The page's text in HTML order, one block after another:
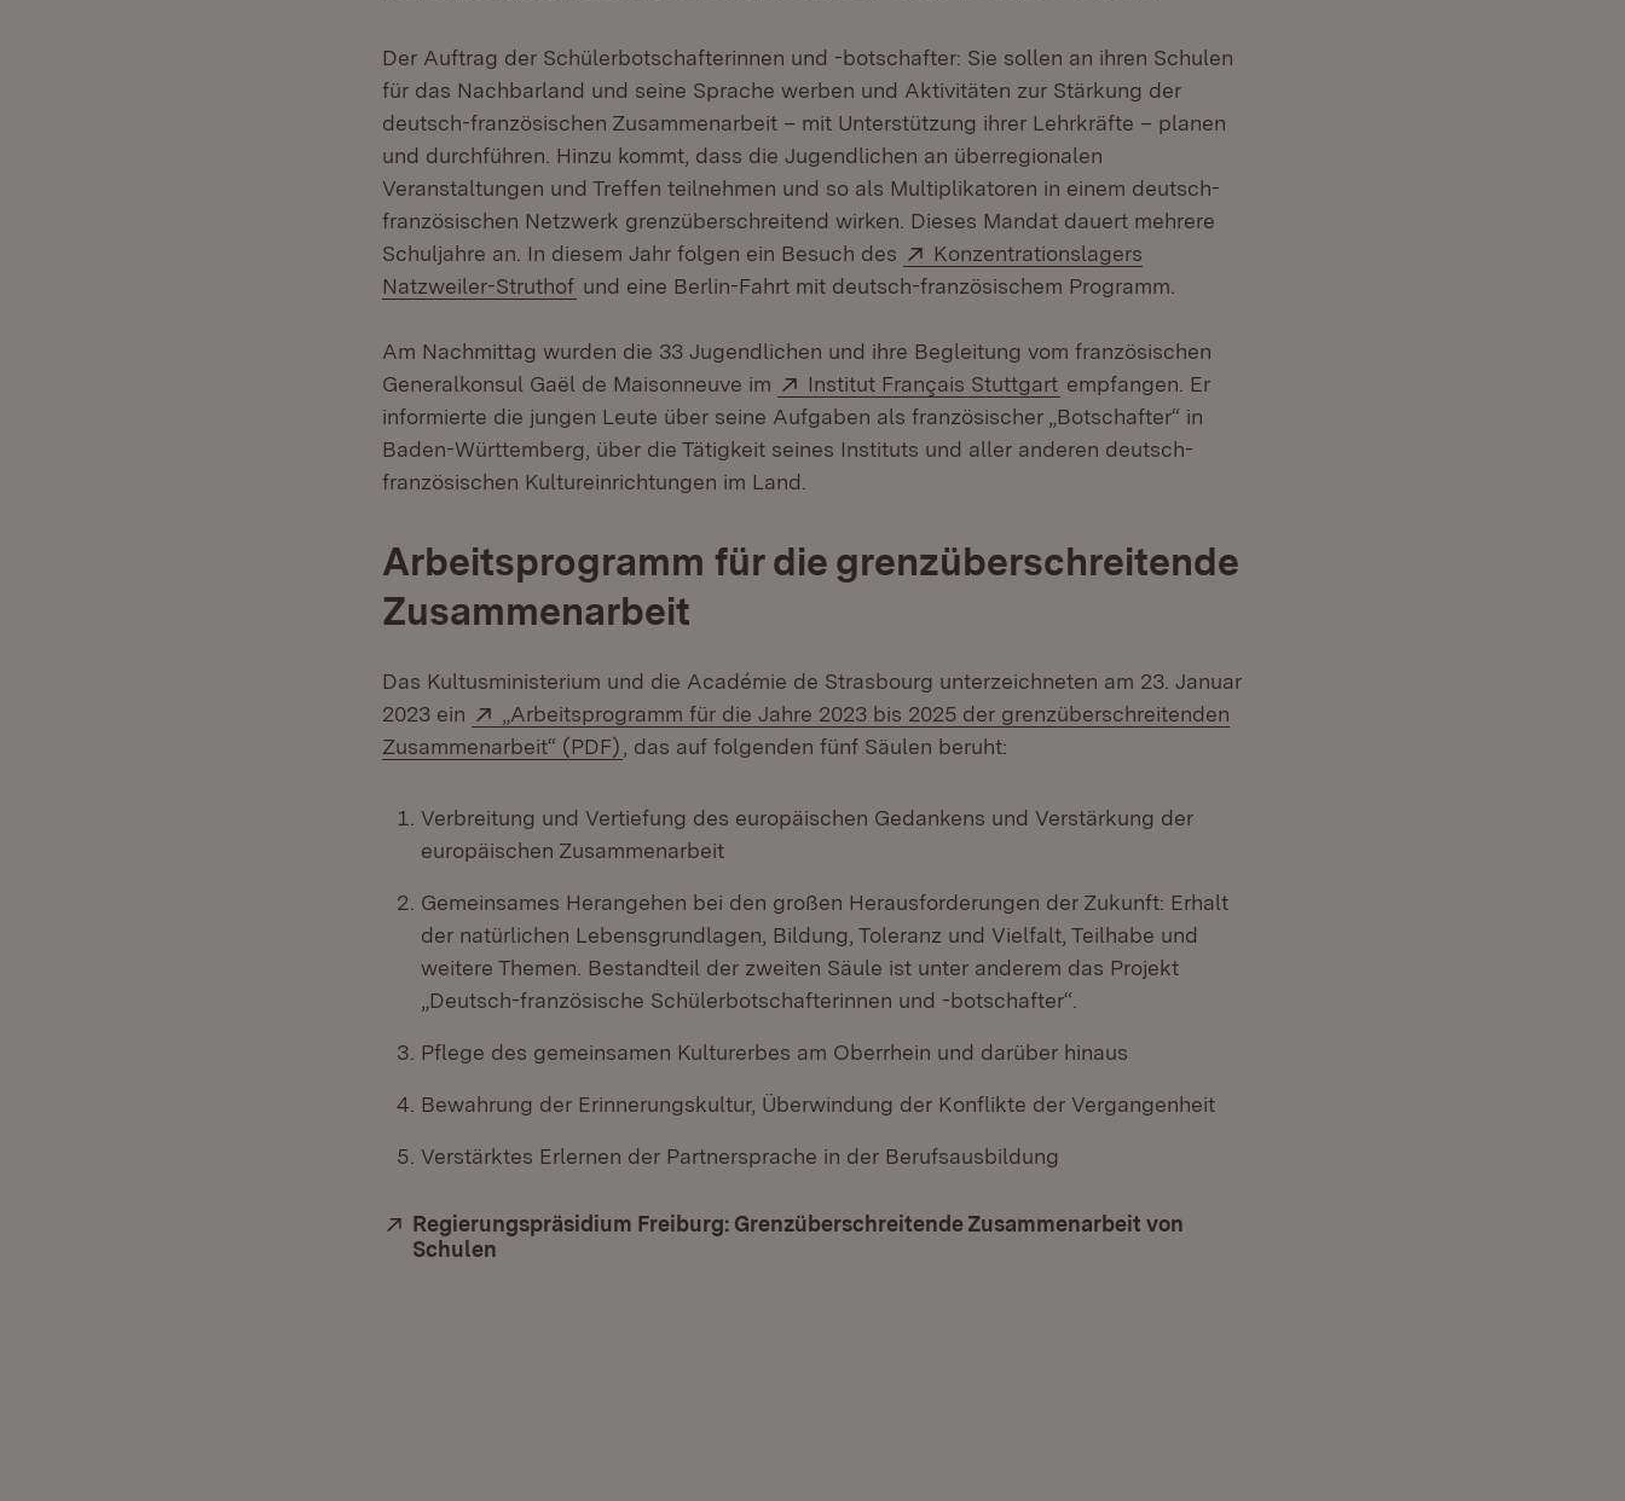
Der Auftrag der Schülerbotschafterinnen und -botschafter: Sie sollen an ihren Schulen
für das Nachbarland und seine Sprache werben und Aktivitäten zur Stärkung der
deutsch-französischen Zusammenarbeit – mit Unterstützung ihrer Lehrkräfte – planen
und durchführen. Hinzu kommt, dass die Jugendlichen an überregionalen
Veranstaltungen und Treffen teilnehmen und so als Multiplikatoren in einem deutsch-
französischen Netzwerk grenzüberschreitend wirken. Dieses Mandat dauert mehrere
Schuljahre an. In diesem Jahr folgen ein Besuch des
Extern:
Konzentrationslagers
Natzweiler-Struthof (Öffnet in neuem Fenster)
und eine Berlin-Fahrt mit deutsch-französischem Programm.
Am Nachmittag wurden die 33 Jugendlichen und ihre Begleitung vom französischen
Generalkonsul Gaël de Maisonneuve im
Extern:
Institut Français Stuttgart (Öffnet in neuem Fenster)
empfangen. Er
informierte die jungen Leute über seine Aufgaben als französischer „Botschafter“ in
Baden-Württemberg, über die Tätigkeit seines Instituts und aller anderen deutsch-
französischen Kultureinrichtungen im Land.
Arbeitsprogramm für die grenzüberschreitende
Zusammenarbeit
Das Kultusministerium und die Académie de Strasbourg unterzeichneten am 23. Januar
2023 ein
Extern:
„Arbeitsprogramm für die Jahre 2023 bis 2025 der grenzüberschreitenden
Zusammenarbeit“ (PDF) (Öffnet in neuem Fenster)
, das auf folgenden fünf Säulen beruht:
Verbreitung und Vertiefung des europäischen Gedankens und Verstärkung der
europäischen Zusammenarbeit
Gemeinsames Herangehen bei den großen Herausforderungen der Zukunft: Erhalt
der natürlichen Lebensgrundlagen, Bildung, Toleranz und Vielfalt, Teilhabe und
weitere Themen. Bestandteil der zweiten Säule ist unter anderem das Projekt
„Deutsch-französische Schülerbotschafterinnen und -botschafter“.
Pflege des gemeinsamen Kulturerbes am Oberrhein und darüber hinaus
Bewahrung der Erinnerungskultur, Überwindung der Konflikte der Vergangenheit
Verstärktes Erlernen der Partnersprache in der Berufsausbildung
Extern:
Regierungspräsidium Freiburg: Grenzüberschreitende Zusammenarbeit von
Schulen